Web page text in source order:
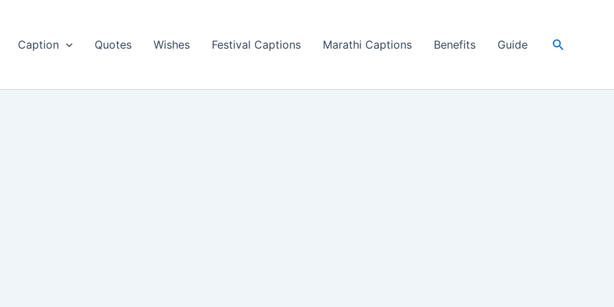
Caption Quotes Wishes Festival Captions Marathi Captions Benefits Guide Search